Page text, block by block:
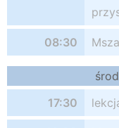
08:30
17:30